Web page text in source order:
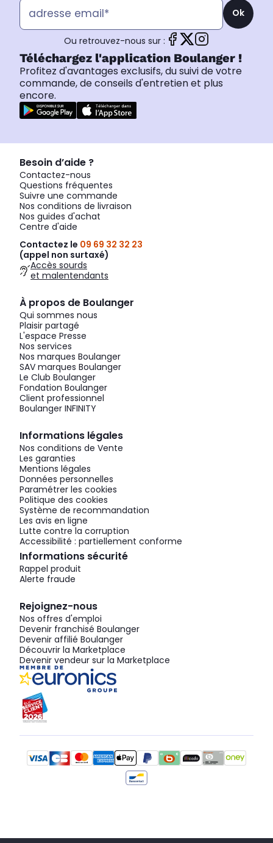
Ok
Ou retrouvez-nous sur :
Téléchargez l'application Boulanger !
Profitez d'avantages exclusifs, du suivi de votre
commande, de conseils d'entretien et plus
encore.
Besoin d’aide ?
Contactez-nous
Questions fréquentes
Suivre une commande
Nos conditions de livraison
Nos guides d'achat
Centre d'aide
Contactez le 09 69 32 32 23
(appel non surtaxé)
Accès sourds
et malentendants
À propos de Boulanger
Qui sommes nous
Plaisir partagé
L'espace Presse
Nos services
Nos marques Boulanger
SAV marques Boulanger
Le Club Boulanger
Fondation Boulanger
Client professionnel
Boulanger INFINITY
Informations légales
Nos conditions de Vente
Les garanties
Mentions légales
Données personnelles
Paramétrer les cookies
Politique des cookies
Système de recommandation
Les avis en ligne
Lutte contre la corruption
Accessibilité : partiellement conforme
Informations sécurité
Rappel produit
Alerte fraude
Rejoignez-nous
Nos offres d'emploi
Devenir franchisé Boulanger
Devenir affilié Boulanger
Découvrir la Marketplace
Devenir vendeur sur la Marketplace